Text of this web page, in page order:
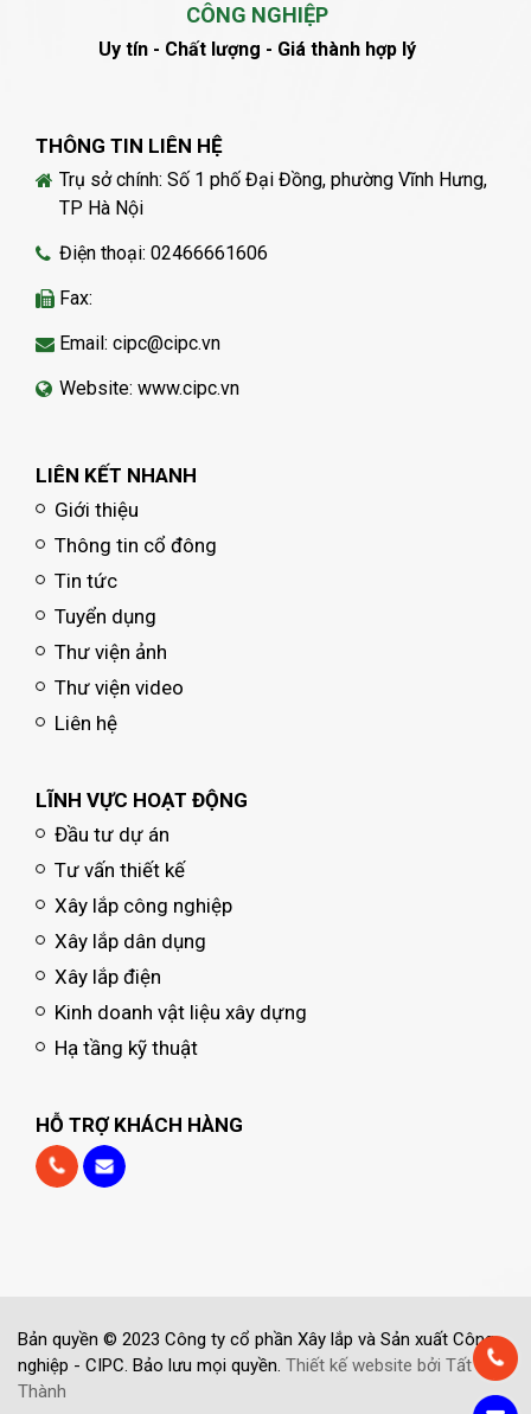
CÔNG NGHIỆP
Uy tín - Chất lượng - Giá thành hợp lý
THÔNG TIN LIÊN HỆ
Trụ sở chính: Số 1 phố Đại Đồng, phường Vĩnh Hưng,
TP Hà Nội
Điện thoại: 02466661606
Fax:
Email: cipc@cipc.vn
Website: www.cipc.vn
LIÊN KẾT NHANH
Giới thiệu
Thông tin cổ đông
Tin tức
Tuyển dụng
Thư viện ảnh
Thư viện video
Liên hệ
LĨNH VỰC HOẠT ĐỘNG
Đầu tư dự án
Tư vấn thiết kế
Xây lắp công nghiệp
Xây lắp dân dụng
Xây lắp điện
Kinh doanh vật liệu xây dựng
Hạ tầng kỹ thuật
HỖ TRỢ KHÁCH HÀNG
Bản quyền © 2023 Công ty cổ phần Xây lắp và Sản xuất Công
nghiệp - CIPC. Bảo lưu mọi quyền. Thiết kế website bởi Tất
Thành